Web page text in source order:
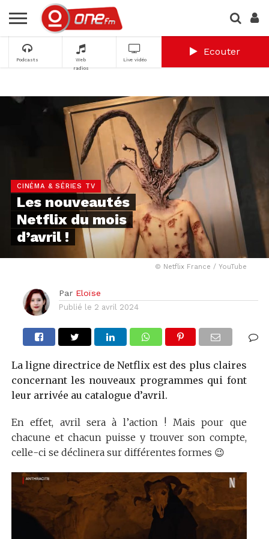
Podcasts
Web
radios
Live vidéo
Ecouter
CINÉMA & SÉRIES TV
Les nouveautés
Netflix du mois
d’avril !
© Netflix France / YouTube
Par Eloïse
Publié le 2 avril 2024
La ligne directrice de Netflix est des plus claires
concernant les nouveaux programmes qui font
leur arrivée au catalogue d’avril.
En effet, avril sera à l’action ! Mais pour que
chacune et chacun puisse y trouver son compte,
celle-ci se déclinera sur différentes formes 😉